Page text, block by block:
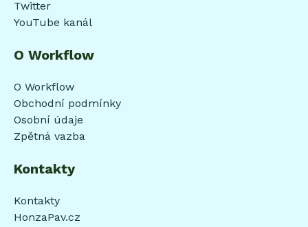
Twitter
YouTube kanál
O Workflow
O Workflow
Obchodní podmínky
Osobní údaje
Zpětná vazba
Kontakty
Kontakty
HonzaPav.cz